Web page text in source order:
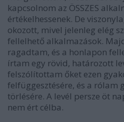
kapcsolnom az ÖSSZES
értékelhessenek. De
okozott, mivel jelenleg elég
fellelhető alkalmazások.
ragadtam, és a honlapon
írtam egy rövid, határozott
felszólítottam őket ezen
felfüggesztésére, és a rólam
törlésére. A levél persze öt
nem ért célba.